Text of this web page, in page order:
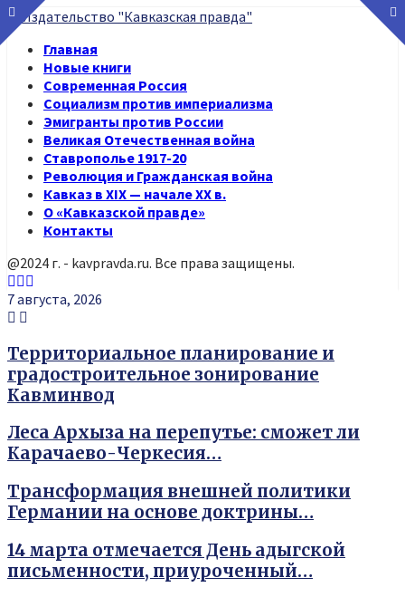
Главная
Новые книги
Современная Россия
Социализм против империализма
Эмигранты против России
Великая Отечественная война
Ставрополье 1917-20
Революция и Гражданская война
Кавказ в XIX — начале XX в.
О «Кавказской правде»
Контакты
@2024 г. - kavpravda.ru. Все права защищены.
Youtube
Vk
7 августа, 2026
Территориальное планирование и
градостроительное зонирование
Кавминвод
Леса Архыза на перепутье: сможет ли
Карачаево-Черкесия…
Трансформация внешней политики
Германии на основе доктрины…
14 марта отмечается День адыгской
письменности, приуроченный…